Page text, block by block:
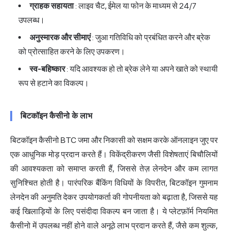
ग्राहक सहायता: लाइव चैट, ईमेल या फोन के माध्यम से 24/7
उपलब्ध।
अनुस्मारक और सीमाएं: जुआ गतिविधि को प्रबंधित करने और ब्रेक
को प्रोत्साहित करने के लिए उपकरण।
स्व-बहिष्कार: यदि आवश्यक हो तो ब्रेक लेने या अपने खाते को स्थायी
रूप से हटाने का विकल्प।
बिटकॉइन कैसीनो के लाभ
बिटकॉइन कैसीनो BTC जमा और निकासी को सक्षम करके ऑनलाइन जुए पर
एक आधुनिक मोड़ प्रदान करते हैं। विकेंद्रीकरण जैसी विशेषताएं बिचौलियों
की आवश्यकता को समाप्त करती हैं, जिससे तेज़ लेनदेन और कम लागत
सुनिश्चित होती है। पारंपरिक बैंकिंग विधियों के विपरीत, बिटकॉइन गुमनाम
लेनदेन की अनुमति देकर उपयोगकर्ता की गोपनीयता को बढ़ाता है, जिससे यह
कई खिलाड़ियों के लिए पसंदीदा विकल्प बन जाता है। ये प्लेटफ़ॉर्म नियमित
कैसीनो में उपलब्ध नहीं होने वाले अनूठे लाभ प्रदान करते हैं, जैसे कम शुल्क,